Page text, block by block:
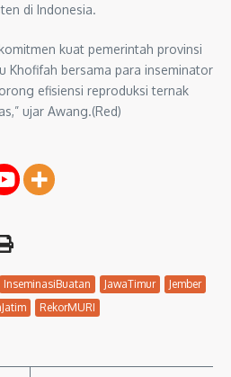
di Indonesia.
kuat pemerintah provinsi
Khofifah bersama para inseminator
efisiensi reproduksi ternak
ujar Awang.(Red)
InseminasiBuatan JawaTimur
Jember
RekorMURI